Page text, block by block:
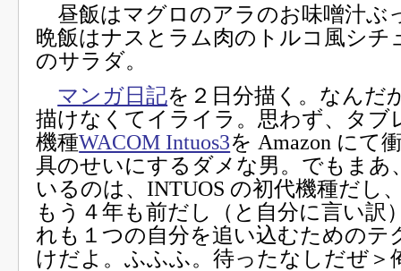
昼飯はマグロのアラのお味噌汁ぶ
晩飯はナスとラム肉のトルコ風シチ
のサラダ。
マンガ日記を２日分描く。なんだ
描けなくてイライラ。思わず、タブ
機種WACOM Intuos3を Amazon にて
具のせいにするダメな男。でもまあ
いるのは、INTUOS の初代機種だし
もう４年も前だし（と自分に言い訳
れも１つの自分を追い込むためのテ
けだよ。ふふふ。待ったなしだぜ＞